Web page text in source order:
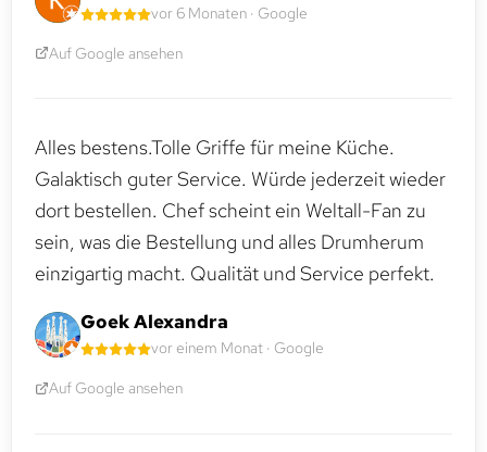
vor 6 Monaten · Google
Auf Google ansehen
Alles bestens.Tolle Griffe für meine Küche.
Galaktisch guter Service. Würde jederzeit wieder
dort bestellen. Chef scheint ein Weltall-Fan zu
sein, was die Bestellung und alles Drumherum
einzigartig macht. Qualität und Service perfekt.
Goek Alexandra
vor einem Monat · Google
Auf Google ansehen